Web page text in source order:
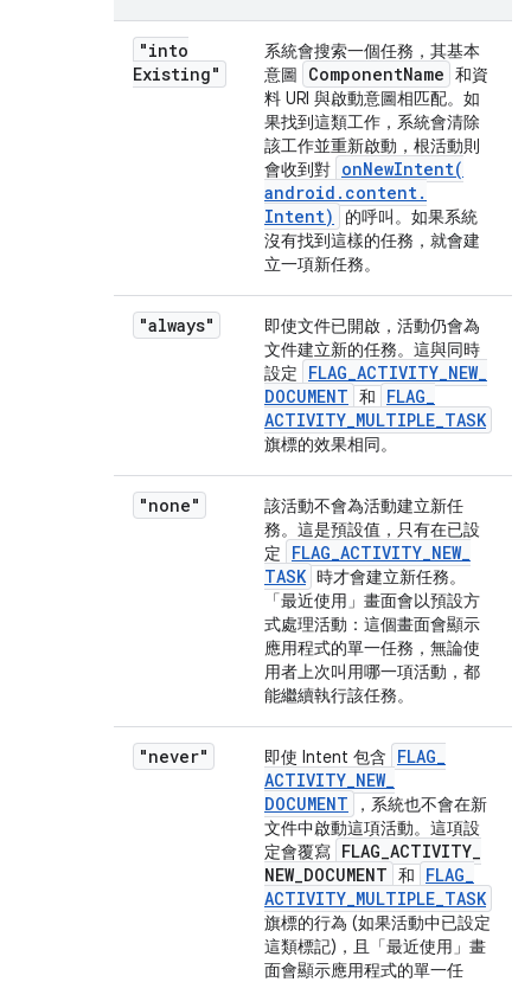
"into
Existing"
系統會搜索一個任務，其基本
意圖
ComponentName 和資
料 URI 與啟動意圖相匹配。如
果找到這類工作，系統會清除
該工作並重新啟動，根活動則
會收到對 onNewIntent(
android . content.
Intent)
的呼叫。如果系統
沒有找到這樣的任務，就會建
立一項新任務。
"always"
即使文件已開啟，活動仍會為
文件建立新的任務。這與同時
設定
FLAG_ACTIVITY_NEW_
DOCUMENT 和 FLAG_
ACTIVITY_MULTIPLE_TASK
旗標的效果相同。
"none"
該活動不會為活動建立新任
務。這是預設值，只有在已設
定
FLAG_ACTIVITY_NEW_
TASK 時才會建立新任務。
「最近使用」畫面會以預設方
式處理活動：這個畫面會顯示
應用程式的單一任務，無論使
用者上次叫用哪一項活動，都
能繼續執行該任務。
"never" 即使 Intent 包含 FLAG_
ACTIVITY_NEW_
DOCUMENT
，系統也不會在新
文件中啟動這項活動。這項設
定會覆寫 FLAG_ACTIVITY_
NEW_DOCUMENT 和 FLAG_
ACTIVITY_MULTIPLE_TASK
旗標的行為 (如果活動中已設定
這類標記)，且「最近使用」畫
面會顯示應用程式的單一任